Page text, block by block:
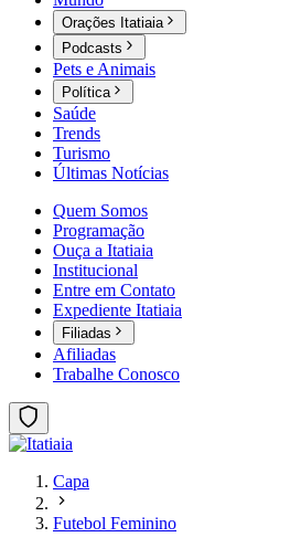
Orações Itatiaia
Podcasts
Pets e Animais
Política
Saúde
Trends
Turismo
Últimas Notícias
Quem Somos
Programação
Ouça a Itatiaia
Institucional
Entre em Contato
Expediente Itatiaia
Filiadas
Afiliadas
Trabalhe Conosco
Capa
Futebol Feminino